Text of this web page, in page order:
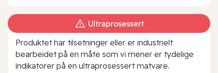
Ultraprosessert
Produktet har tilsetninger eller er industrielt
bearbeidet på en måte som vi mener er tydelige
indikatorer på en ultraprosessert matvare.